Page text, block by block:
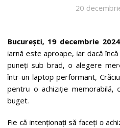
20
București, 19 decembrie
iarnă este aproape, iar dacă
puneți sub brad, o alegere
într-un laptop performant,
pentru o achiziție memorabilă,
buget.
Fie că intenționați să faceți o